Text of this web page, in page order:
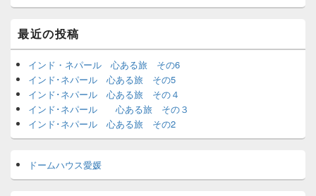
最近の投稿
インド・ネパール 心ある旅 その6
インド･ネパール 心ある旅 その5
インド･ネパール 心ある旅 その４
インド･ネパール 心ある旅 その３
インド･ネパール 心ある旅 その2
ドームハウス愛媛